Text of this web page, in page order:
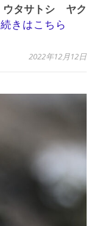
続きはこちら
2022年12月12日